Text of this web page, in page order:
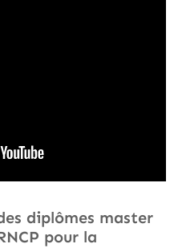
diplômes master
pour la